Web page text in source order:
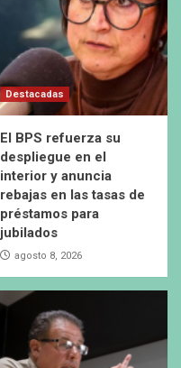
Destacadas
El BPS refuerza su
despliegue en el
interior y anuncia
rebajas en las tasas de
préstamos para
jubilados
agosto 8, 2026